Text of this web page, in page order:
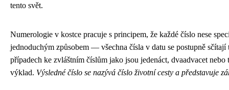
tento svět.
Numerologie v kostce pracuje s principem, že každé číslo nese
jednoduchým způsobem — všechna čísla v datu se postupně
případech ke zvláštním číslům jako jsou jedenáct, dvaadvacet
výklad. Výsledné číslo se nazývá číslo životní cesty a představuje